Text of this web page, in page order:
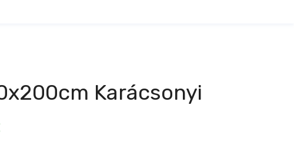
Karácsonyi